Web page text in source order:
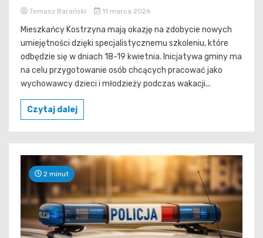
Tomasz Barański 11 marca 2026
Mieszkańcy Kostrzyna mają okazję na zdobycie nowych
umiejętności dzięki specjalistycznemu szkoleniu, które
odbędzie się w dniach 18-19 kwietnia. Inicjatywa gminy ma
na celu przygotowanie osób chcących pracować jako
wychowawcy dzieci i młodzieży podczas wakacji...
Czytaj dalej
2 minut